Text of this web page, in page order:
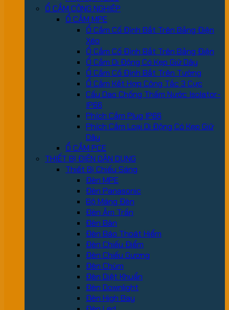
Ổ CẮM CÔNG NGHIỆP
Ổ CẮM MPE
Ổ Cắm Cố Định Bắt Trên Bảng Điện
Xéo
Ổ Cắm Cố Định Bắt Trên Bảng Điện
Ổ Cắm Di Động Có Kẹp Giữ Dây
Ổ Cắm Cố Định Bắt Trên Tường
Ổ Cắm Kết Hợp Công Tắc 3 Cực
Cầu Dao Chống Thấm Nước Isolator-
IP66
Phích Cắm Plug IP66
Phích Cắm Loại Di Động Có Kẹp Giữ
Dây
Ổ CẮM PCE
THIẾT BỊ ĐIỆN DÂN DỤNG
Thiết Bị Chiếu Sáng
Đèn MPE
Đèn Panasonic
Bộ Máng Đèn
Đèn Âm Trần
Đèn Bàn
Đèn Báo Thoát Hiểm
Đèn Chiếu Điểm
Đèn Chiếu Gương
Đèn Chùm
Đèn Diệt Khuẩn
Đèn Downlight
Đèn High Bay